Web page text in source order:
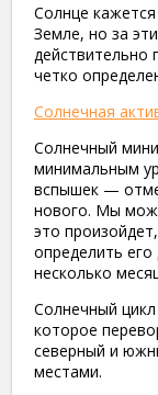
Солнце
Земле, но за
действительно
четко
Солнечная
Солнечный
минимальным
вспышек —
нового. Мы
это
определить
несколько
Солнечный
которое
северный и
местами.